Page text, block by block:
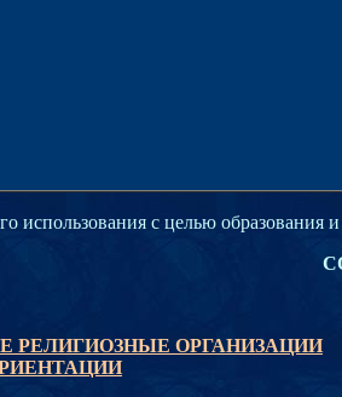
использования с целью образования
РЕЛИГИОЗНЫЕ ОРГАНИЗАЦИИ